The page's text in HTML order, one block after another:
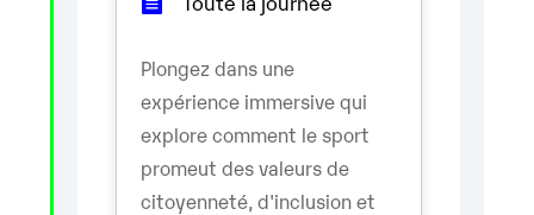
Plongez dans une
expérience immersive qui
explore comment le sport
promeut des valeurs de
citoyenneté, d'inclusion et